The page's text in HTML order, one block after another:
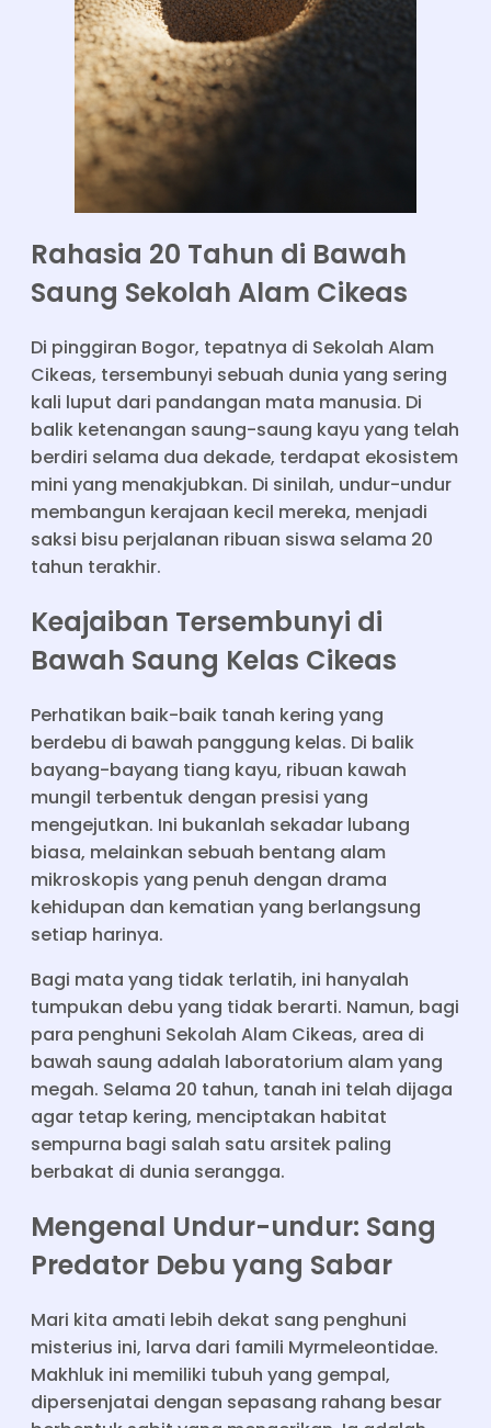
Rahasia 20 Tahun di Bawah
Saung Sekolah Alam Cikeas
Di pinggiran Bogor, tepatnya di Sekolah Alam
Cikeas, tersembunyi sebuah dunia yang sering
kali luput dari pandangan mata manusia. Di
balik ketenangan saung-saung kayu yang telah
berdiri selama dua dekade, terdapat ekosistem
mini yang menakjubkan. Di sinilah, undur-undur
membangun kerajaan kecil mereka, menjadi
saksi bisu perjalanan ribuan siswa selama 20
tahun terakhir.
Keajaiban Tersembunyi di
Bawah Saung Kelas Cikeas
Perhatikan baik-baik tanah kering yang
berdebu di bawah panggung kelas. Di balik
bayang-bayang tiang kayu, ribuan kawah
mungil terbentuk dengan presisi yang
mengejutkan. Ini bukanlah sekadar lubang
biasa, melainkan sebuah bentang alam
mikroskopis yang penuh dengan drama
kehidupan dan kematian yang berlangsung
setiap harinya.
Bagi mata yang tidak terlatih, ini hanyalah
tumpukan debu yang tidak berarti. Namun, bagi
para penghuni Sekolah Alam Cikeas, area di
bawah saung adalah laboratorium alam yang
megah. Selama 20 tahun, tanah ini telah dijaga
agar tetap kering, menciptakan habitat
sempurna bagi salah satu arsitek paling
berbakat di dunia serangga.
Mengenal Undur-undur: Sang
Predator Debu yang Sabar
Mari kita amati lebih dekat sang penghuni
misterius ini, larva dari famili Myrmeleontidae.
Makhluk ini memiliki tubuh yang gempal,
dipersenjatai dengan sepasang rahang besar